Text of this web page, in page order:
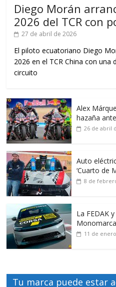
Diego Morán
2026 del TCR con
27 de abril de 2026
El piloto ecuatoriano Diego
2026 en el TCR China con una
circuito
Alex
hazaña
26 de abril
Auto
‘Cuarto de
8 de
La FEDAK
11 de
Tu marca puede estar